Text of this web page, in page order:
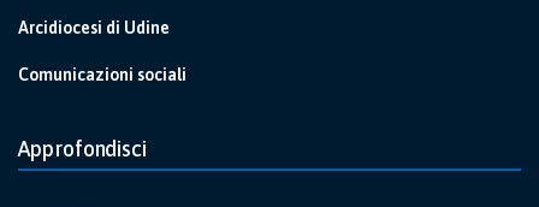
Arcidiocesi di Udine
Comunicazioni sociali
Approfondisci